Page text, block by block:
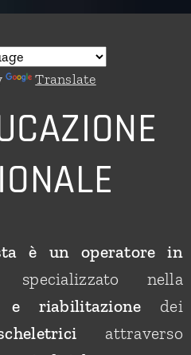
Translate
è un operatore in
specializzato nella
e riabilitazione dei
attraverso